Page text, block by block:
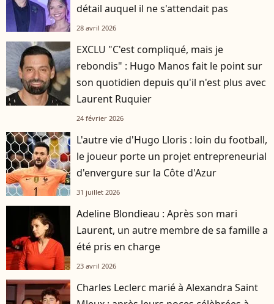
détail auquel il ne s'attendait pas
28 avril 2026
EXCLU "C'est compliqué, mais je
rebondis" : Hugo Manos fait le point sur
son quotidien depuis qu'il n'est plus avec
Laurent Ruquier
24 février 2026
L'autre vie d'Hugo Lloris : loin du football,
le joueur porte un projet entrepreneurial
d'envergure sur la Côte d'Azur
31 juillet 2026
Adeline Blondieau : Après son mari
Laurent, un autre membre de sa famille a
été pris en charge
23 avril 2026
Charles Leclerc marié à Alexandra Saint